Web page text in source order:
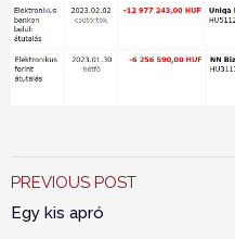
PREVIOUS POST
Egy kis apró